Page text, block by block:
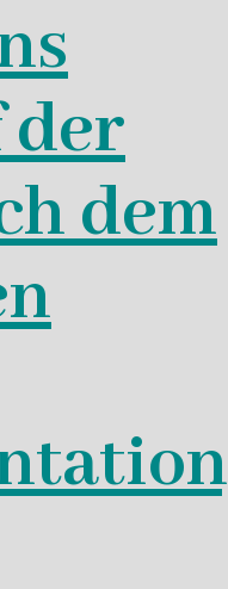
der
dem